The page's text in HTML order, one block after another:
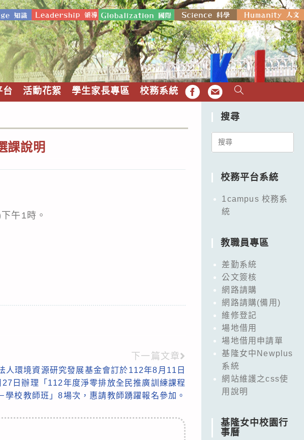
台 活動花絮 學生家長專區 校務系統 FB EMAIL
課說明
午1時。
下一篇文章
人環境資源研究發展基金會訂於112年8月11日
27日辦理「112年度淨零排放全民推廣訓練課程
學校教師班」8場次，惠請教師踴躍報名參加。
搜尋
Search
校務平台系統
1campus 校務系
統
教職員專區
差勤系統
公文簽核
網路請購
網路請購(備用)
維修登記
場地借用
場地借用申請單
基隆女中Newplus
系統
網站維護之css使
用說明
基隆女中校園行
事曆